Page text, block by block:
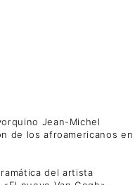
Jean-Michel
de los afroamericanos en
del artista